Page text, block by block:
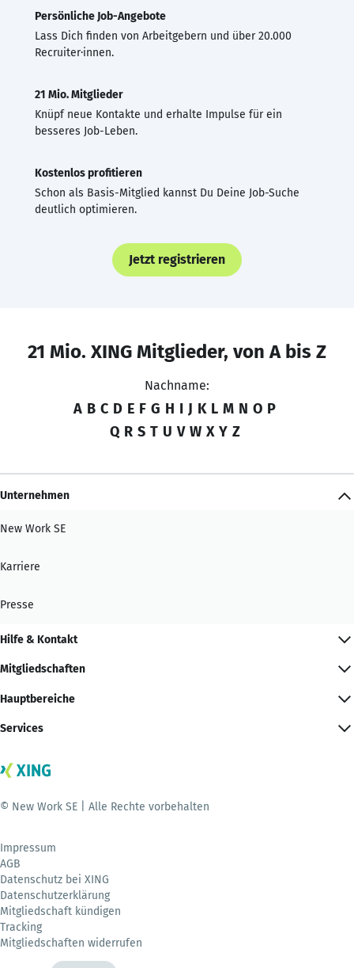
Persönliche Job-Angebote
Lass Dich finden von Arbeitgebern und über 20.000
Recruiter·innen.
21 Mio. Mitglieder
Knüpf neue Kontakte und erhalte Impulse für ein
besseres Job-Leben.
Kostenlos profitieren
Schon als Basis-Mitglied kannst Du Deine Job-Suche
deutlich optimieren.
Jetzt registrieren
21 Mio. XING Mitglieder, von A bis Z
Nachname:
A B C D E F G H I J K L M N O P
Q R S T U V W X Y Z
Unternehmen
New Work SE
Karriere
Presse
Hilfe & Kontakt
Mitgliedschaften
Hauptbereiche
Services
© New Work SE | Alle Rechte vorbehalten
Impressum
AGB
Datenschutz bei XING
Datenschutzerklärung
Mitgliedschaft kündigen
Tracking
Mitgliedschaften widerrufen